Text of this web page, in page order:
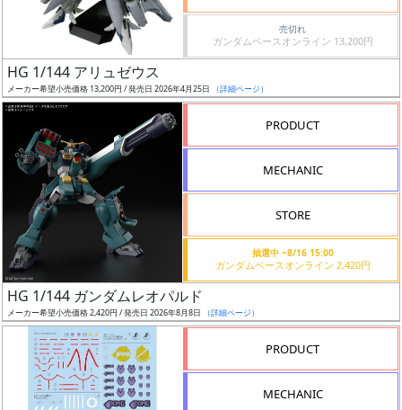
成
シ
リ
ー
ズ・
タ
売切れ
ガンダムベースオンライン 13,200円
HG 1/144 アリュゼウス
メーカー希望小売価格 13,200円 / 発売日 2026年4月25日 （詳細ページ）
PRODUCT
MECHANIC
STORE
抽選中 ~8/16 15:00
ガンダムベースオンライン 2,420円
HG 1/144 ガンダムレオパルド
メーカー希望小売価格 2,420円 / 発売日 2026年8月8日 （詳細ページ）
PRODUCT
MECHANIC